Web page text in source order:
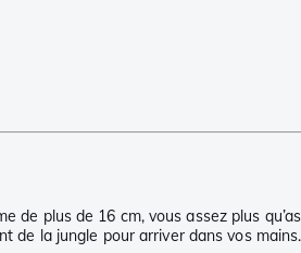
plus de 16 cm, vous assez plus
de la jungle pour arriver dans vos mains.